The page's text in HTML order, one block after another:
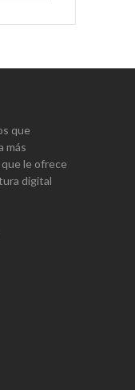
que
más
le ofrece
digital